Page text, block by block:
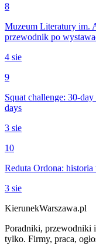
8
Muzeum Literatury im.
przewodnik po
4 sie
9
Squat challenge: 30-
days
3 sie
10
Reduta Ordona:
3 sie
KierunekWarszawa.pl
Poradniki, przewodniki
tylko. Firmy, praca,